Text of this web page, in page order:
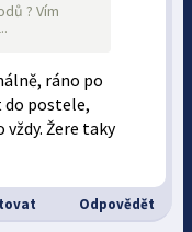
? Vím
ráno po
do postele,
Žere taky
Odpovědět